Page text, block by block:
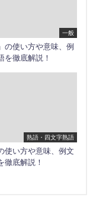
一般
の使い方や意味、例
を徹底解説！
熟語・四文字熟語
使い方や意味、例文
徹底解説！